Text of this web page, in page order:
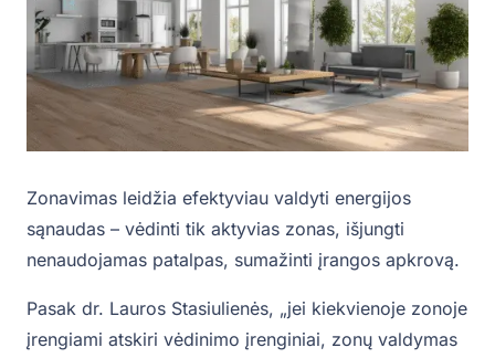
Zonavimas leidžia efektyviau valdyti energijos
sąnaudas – vėdinti tik aktyvias zonas, išjungti
nenaudojamas patalpas, sumažinti įrangos apkrovą.
Pasak dr. Lauros Stasiulienės, „jei kiekvienoje zonoje
įrengiami atskiri vėdinimo įrenginiai, zonų valdymas